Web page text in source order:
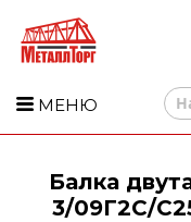
МЕНЮ
Балка
3/09Г2С/